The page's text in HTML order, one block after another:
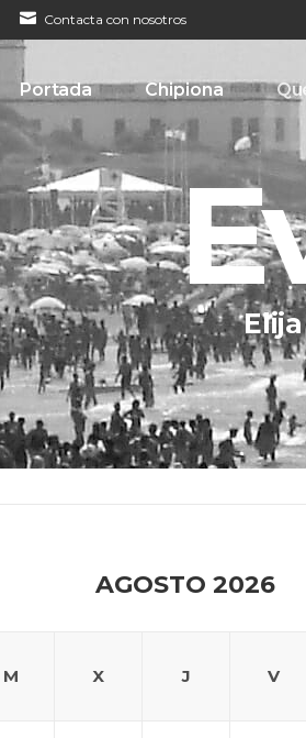
Contacta con nosotros
Portada Chipiona
AGOSTO 2026
M X J V